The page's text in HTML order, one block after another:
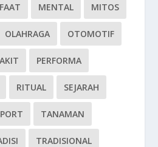
MENTAL MITOS
OLAHRAGA OTOMOTIF
PERFORMA
RITUAL SEJARAH
TANAMAN
TRADISIONAL